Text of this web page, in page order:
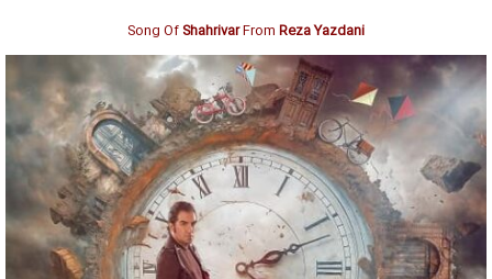
Song Of ShahrivarFrom Reza Yazdani